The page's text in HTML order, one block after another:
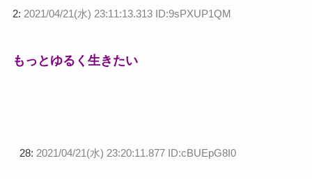
2: 2021/04/21(水) 23:11:13.313 ID:9sPXUP1QM
もっとゆるく生きたい
28: 2021/04/21(水) 23:20:11.877 ID:cBUEpG8I0